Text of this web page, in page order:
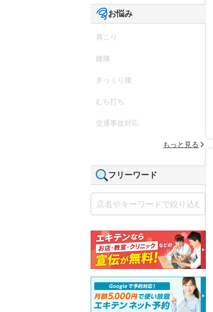
お悩み
肩こり
腰痛
ぎっくり腰
むち打ち
交通事故対応
もっと見る
フリーワード